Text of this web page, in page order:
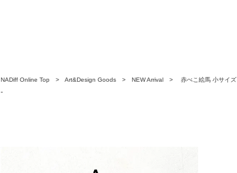
NADiff Online Top > Art&Design Goods > NEW Arrival > 赤べこ絵馬 小サイズ
-